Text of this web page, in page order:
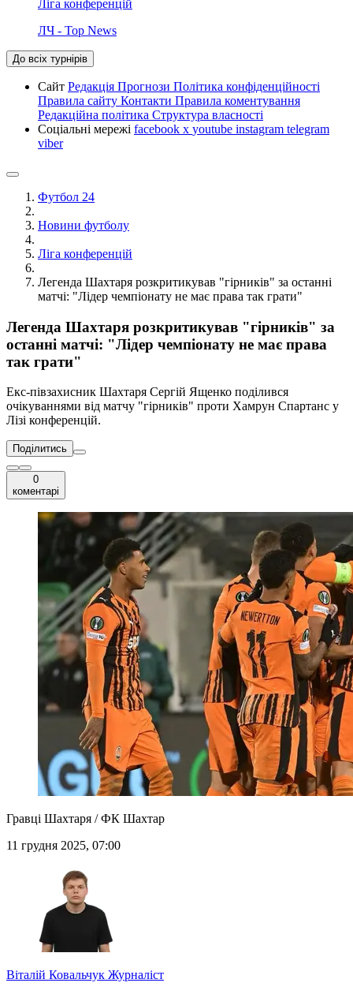
Ліга конференцій
ЛЧ - Top News
До всіх турнірів
Сайт Редакція Прогнози Політика конфіденційності
Правила сайту Контакти Правила коментування
Редакційна політика Структура власності
Соціальні мережі facebook x youtube instagram telegram
viber
Футбол 24
Новини футболу
Ліга конференцій
Легенда Шахтаря розкритикував "гірників" за останні
матчі: "Лідер чемпіонату не має права так грати"
Легенда Шахтаря розкритикував "гірників" за
останні матчі: "Лідер чемпіонату не має права
так грати"
Екс-півзахисник Шахтаря Сергій Ященко поділився
очікуваннями від матчу "гірників" проти Хамрун Спартанс у
Лізі конференцій.
Поділитись
0
коментарі
Гравці Шахтаря / ФК Шахтар
11 грудня 2025, 07:00
Віталій Ковальчук Журналіст